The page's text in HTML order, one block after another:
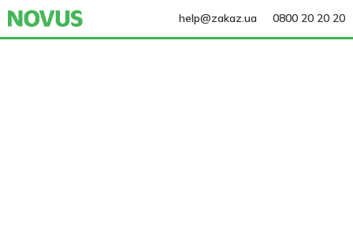
help@zakaz.ua 0800 20 20 20